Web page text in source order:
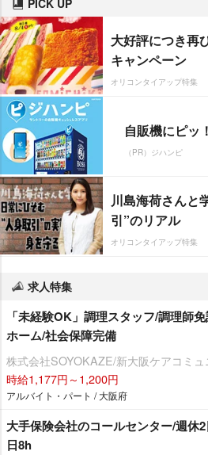
PICK UP
大好評につき再
キャンペーン
オリコンタイアップ特集
自販機にピッ
（PR）ジハンピ
川島海荷さんと
引”のリアル
オリコンタイアップ特集
求人特集
「未経験OK」調理スタッフ/調理師
ホーム/社会保障完備
株式会社SOYOKAZE/新大阪ケアコミ
時給1,177円～1,200円
アルバイト・パート / 大阪府
大手保険会社のコールセンター/週休
日8h